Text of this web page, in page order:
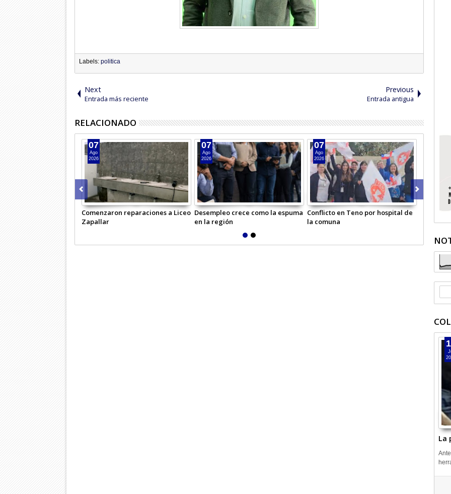
Labels: politica
Next
Entrada más reciente
Previous
Entrada antigua
RELACIONADO
Comenzaron reparaciones a Liceo
Zapallar
07
Ago
2026
Desempleo crece como la espuma
en la región
07
Ago
2026
Conflicto en Teno por hospital de
la comuna
07
Ago
2026
Escuela
primero
La